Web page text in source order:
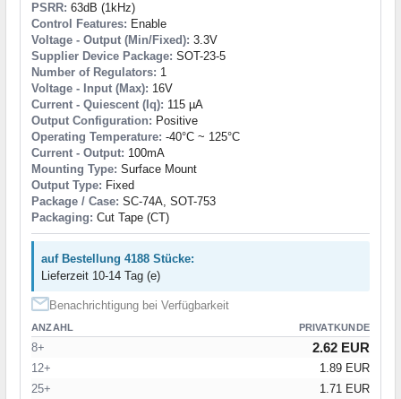
PSRR: 63dB (1kHz)
Control Features: Enable
Voltage - Output (Min/Fixed): 3.3V
Supplier Device Package: SOT-23-5
Number of Regulators: 1
Voltage - Input (Max): 16V
Current - Quiescent (Iq): 115 µA
Output Configuration: Positive
Operating Temperature: -40°C ~ 125°C
Current - Output: 100mA
Mounting Type: Surface Mount
Output Type: Fixed
Package / Case: SC-74A, SOT-753
Packaging: Cut Tape (CT)
auf Bestellung 4188 Stücke:
Lieferzeit 10-14 Tag (e)
Benachrichtigung bei Verfügbarkeit
ANZAHL PRIVATKUNDE
8+ 2.62 EUR
12+
1.89 EUR
25+
1.71 EUR